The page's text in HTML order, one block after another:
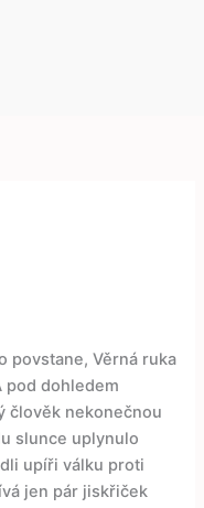
povstane, Věrná ruka
pod dohledem
člověk nekonečnou
slunce uplynulo
upíři válku proti
jen pár jiskřiček